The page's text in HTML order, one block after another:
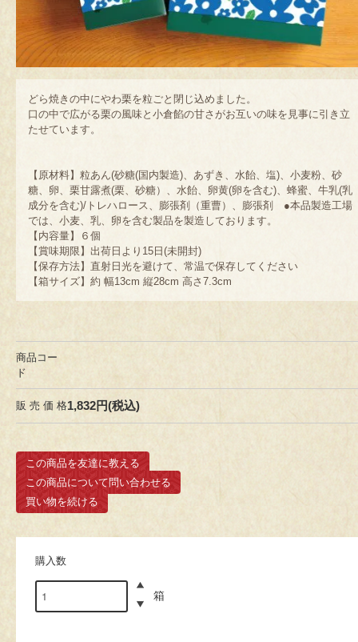
どら焼きの中にやわ栗を粒ごと閉じ込めました。
口の中で広がる栗の風味と小倉餡の甘さがお互いの味を見事に引き立
たせています。
【原材料】粒あん(砂糖(国内製造)、あずき、水飴、塩)、小麦粉、砂
糖、卵、栗甘露煮(栗、砂糖）、水飴、卵黄(卵を含む)、蜂蜜、牛乳(乳
成分を含む)/トレハロース、膨張剤（重曹）、膨張剤 ●本品製造工場
では、小麦、乳、卵を含む製品を製造しております。
【内容量】６個
【賞味期限】出荷日より15日(未開封)
【保存方法】直射日光を避けて、常温で保存してください
【箱サイズ】約 幅13cm 縦28cm 高さ7.3cm
商品コー
ド
販 売 価 格1,832円(税込)
この商品を友達に教える
この商品について問い合わせる
買い物を続ける
購入数
箱